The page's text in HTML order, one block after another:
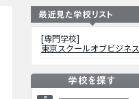
[専門学校]
東京スクールオブビジネス